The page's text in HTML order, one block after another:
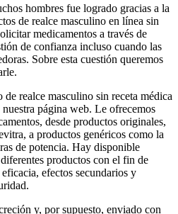
hombres fue logrado gracias a la
de realce masculino en línea sin
medicamentos a través de
de confianza incluso cuando las
Sobre esta cuestión queremos
realce masculino sin receta médica
página web. Le ofrecemos
desde productos originales,
a productos genéricos como la
de potencia. Hay disponible
productos con el fin de
efectos secundarios y
y, por supuesto, enviado con